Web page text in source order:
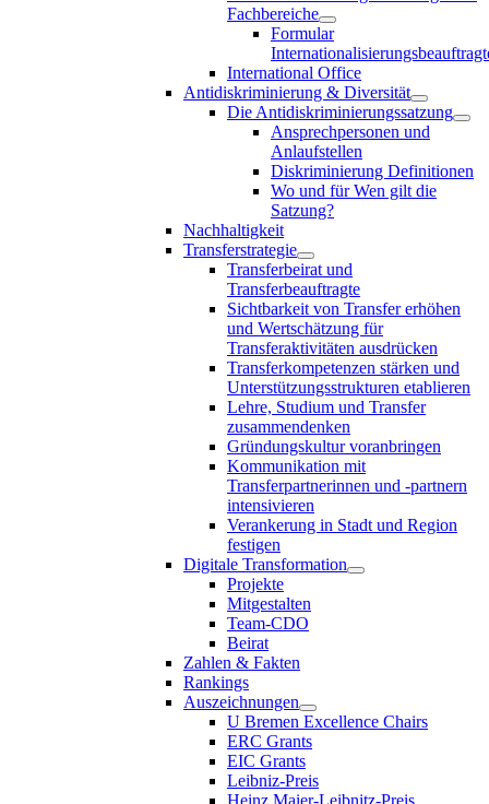
Fachbereiche
Formular
International Office
Antidiskriminierung & Diversität
Die Antidiskriminierungssatzung
Ansprechpersonen und
Anlaufstellen
Diskriminierung Definitionen
Wo und für Wen gilt die
Satzung?
Nachhaltigkeit
Transferstrategie
Transferbeirat und
Transferbeauftragte
Sichtbarkeit von Transfer erhöhen
und Wertschätzung für
Transferaktivitäten ausdrücken
Transferkompetenzen stärken und
Unterstützungsstrukturen etablieren
Lehre, Studium und Transfer
zusammendenken
Gründungskultur voranbringen
Kommunikation mit
Transferpartnerinnen und -partnern
intensivieren
Verankerung in Stadt und Region
festigen
Digitale Transformation
Projekte
Mitgestalten
Team-CDO
Beirat
Zahlen & Fakten
Rankings
Auszeichnungen
U Bremen Excellence Chairs
ERC Grants
EIC Grants
Leibniz-Preis
Heinz Maier-Leibnitz-Preis